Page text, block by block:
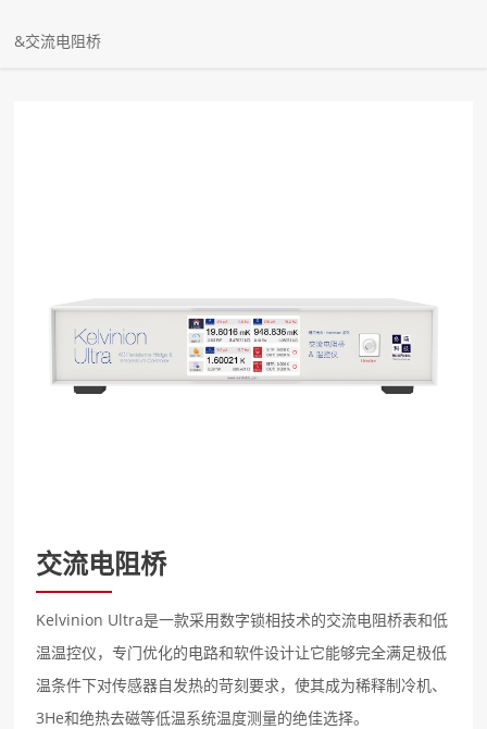
&交流电阻桥
交流电阻桥
Kelvinion Ultra是⼀款采⽤数字锁相技术的交流电阻桥表和低
温温控仪，专⻔优化的电路和软件设计让它能够完全满⾜极低
温条件下对传感器⾃发热的苛刻要求，使其成为稀释制冷机、
3He和绝热去磁等低温系统温度测量的绝佳选择。